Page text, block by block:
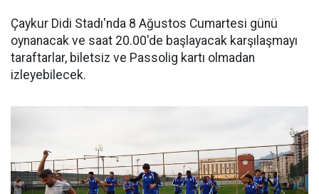
Çaykur Didi Stadı'nda 8 Ağustos Cumartesi günü
oynanacak ve saat 20.00'de başlayacak karşılaşmayı
taraftarlar, biletsiz ve Passolig kartı olmadan
izleyebilecek.